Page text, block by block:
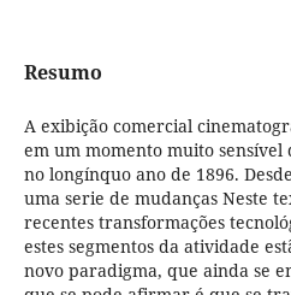
Resumo
A exibição comercial
em um momento muito
no longínquo ano de 1896.
uma serie de mudanças Neste
recentes transformações
estes segmentos da atividade
novo paradigma, que ainda se